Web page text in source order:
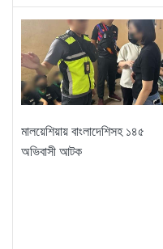
মালয়েশিয়ায় বাংলাদেশিসহ ১৪৫
অভিবাসী আটক